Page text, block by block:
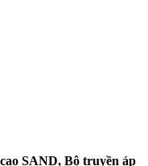
SAND, Bộ truyền áp